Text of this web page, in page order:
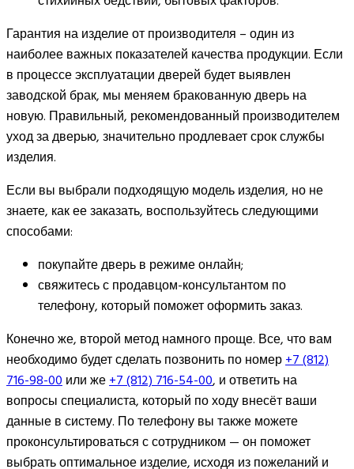
Гарантия на изделие от производителя – один из
наиболее важных показателей качества продукции. Если
в процессе эксплуатации дверей будет выявлен
заводской брак, мы меняем бракованную дверь на
новую. Правильный, рекомендованный производителем
уход за дверью, значительно продлевает срок службы
изделия.
Если вы выбрали подходящую модель изделия, но не
знаете, как ее заказать, воспользуйтесь следующими
способами:
покупайте дверь в режиме онлайн;
свяжитесь с продавцом-консультантом по
телефону, который поможет оформить заказ.
Конечно же, второй метод намного проще. Все, что вам
необходимо будет сделать позвонить по номер+7 (812)
716-98-00или же+7 (812) 716-54-00, и ответить на
вопросы специалиста, который по ходу внесёт ваши
данные в систему. По телефону вы также можете
проконсультироваться с сотрудником — он поможет
выбрать оптимальное изделие, исходя из пожеланий и